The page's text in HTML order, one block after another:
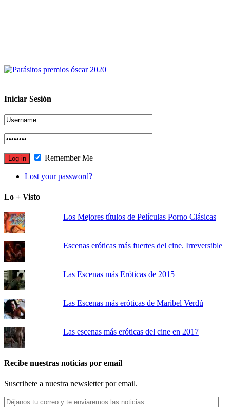
Iniciar Sesión
Remember Me
Lost your password?
Lo + Visto
Los Mejores títulos de Películas Porno Clásicas
Escenas eróticas más fuertes del cine. Irreversible
Las Escenas más Eróticas de 2015
Las Escenas más eróticas de Maribel Verdú
Las escenas más eróticas del cine en 2017
Recibe nuestras noticias por email
Suscribete a nuestra newsletter por email.
Déjanos
tu